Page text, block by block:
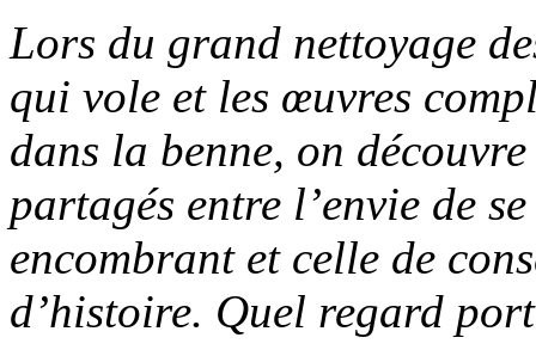
Lors du grand nettoyage
qui vole et les œuvres
dans la benne, on
partagés entre l’envie de
encombrant et celle de
d’histoire. Quel regard